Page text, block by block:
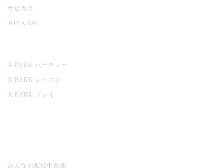
サビカラ
JOYKIDS
X PARK パーティー
X PARK レッスン
X PARK プレイ
みんなの配信中楽曲